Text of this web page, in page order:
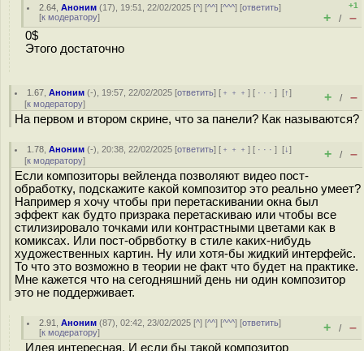
2.64 ,Аноним (17), 19:51, 22/02/2025 [^] [^^] [^^^] [ответить]
[к модератору]
+1
+ / –
0$
Этого достаточно
1.67 ,Аноним (-), 19:57, 22/02/2025 [ответить] [ ﹢﹢﹢] [ · · ·][↑]
[к модератору] + / –
На первом и втором скрине, что за панели? Как называются?
1.78 ,Аноним (-), 20:38, 22/02/2025 [ответить] [ ﹢﹢﹢] [ · · ·][↓]
[к модератору] + / –
Если композиторы вейленда позволяют видео пост-
обработку, подскажите какой композитор это реально умеет?
Например я хочу чтобы при перетаскивании окна был
эффект как будто призрака перетаскиваю или чтобы все
стилизировало точками или контрастными цветами как в
комиксах. Или пост-обрвботку в стиле каких-нибудь
художественных картин. Ну или хотя-бы жидкий интерфейс.
То что это возможно в теории не факт что будет на практике.
Мне кажется что на сегодняшний день ни один композитор
это не поддерживает.
2.91 ,Аноним (87), 02:42, 23/02/2025 [^] [^^] [^^^] [ответить]
[к модератору] + / –
Идея интересная. И если бы такой композитор